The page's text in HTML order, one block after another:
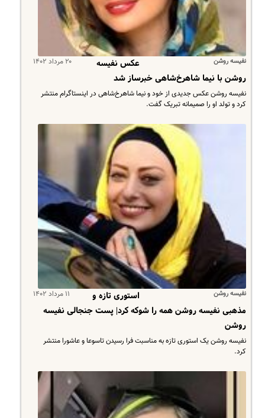
نفیسه روشن ۲۰ مرداد ۱۴۰۲
عکس نفیسه
روشن با نیما شاهرخ‌شاهی خبرساز شد
نفیسه روشن عکس جدیدی از خود و نیما شاهرخ‌شاهی در اینستاگرام منتشر
کرد و تولد او را صمیمانه تبریک گفت.
نفیسه روشن ۱۱ مرداد ۱۴۰۲
استوری تازه و
مذهبی نفیسه روشن همه را شوکه کرد| پست جنجالی نفیسه
روشن
نفیسه روشن یک استوری تازه به مناسبت فرا رسیدن تاسوعا و عاشورا منتشر
کرد.